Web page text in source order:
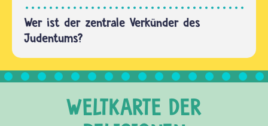
Wer ist der zentrale Verkünder des
Judentums?